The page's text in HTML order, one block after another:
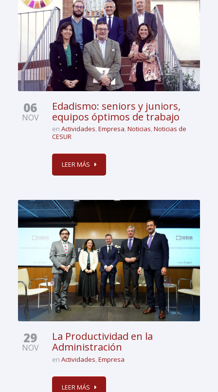
06
NOV
Edadismo: seniors y juniors,
equipos óptimos de trabajo
enActividades,Empresa,Noticias,Noticias de
CESUR
LEER MÁS
29
NOV
La Productividad en la
Administración
enActividades,Empresa
LEER MÁS